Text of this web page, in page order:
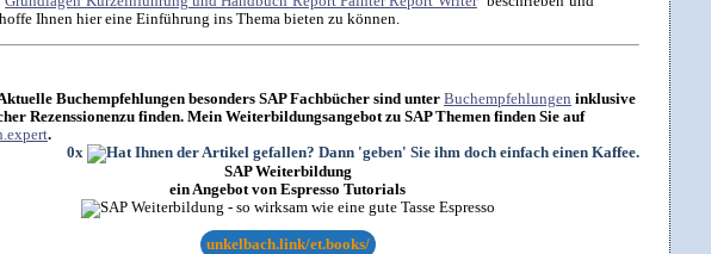
hoffe Ihnen hier eine Einführung ins Thema bieten zu können.
Buchempfehlungen besonders SAP Fachbücher sind unter Buchempfehlungen inklusive
Rezenssionenzu finden. Mein Weiterbildungsangebot zu SAP Themen finden Sie auf
.
0x
SAP Weiterbildung
ein Angebot von Espresso Tutorials
unkelbach.link/et.books/